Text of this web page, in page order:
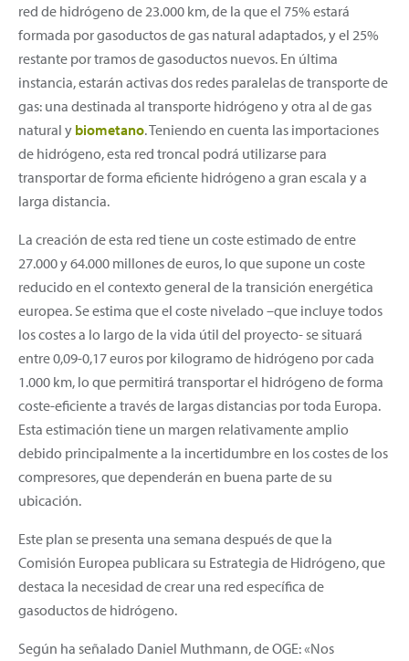
red de hidrógeno de 23.000 km, de la que el 75% estará
formada por gasoductos de gas natural adaptados, y el 25%
restante por tramos de gasoductos nuevos. En última
instancia, estarán activas dos redes paralelas de transporte de
gas: una destinada al transporte hidrógeno y otra al de gas
natural y biometano. Teniendo en cuenta las importaciones
de hidrógeno, esta red troncal podrá utilizarse para
transportar de forma eficiente hidrógeno a gran escala y a
larga distancia.
La creación de esta red tiene un coste estimado de entre
27.000 y 64.000 millones de euros, lo que supone un coste
reducido en el contexto general de la transición energética
europea. Se estima que el coste nivelado –que incluye todos
los costes a lo largo de la vida útil del proyecto- se situará
entre 0,09-0,17 euros por kilogramo de hidrógeno por cada
1.000 km, lo que permitirá transportar el hidrógeno de forma
coste-eficiente a través de largas distancias por toda Europa.
Esta estimación tiene un margen relativamente amplio
debido principalmente a la incertidumbre en los costes de los
compresores, que dependerán en buena parte de su
ubicación.
Este plan se presenta una semana después de que la
Comisión Europea publicara su Estrategia de Hidrógeno, que
destaca la necesidad de crear una red específica de
gasoductos de hidrógeno.
Según ha señalado Daniel Muthmann, de OGE: «Nos